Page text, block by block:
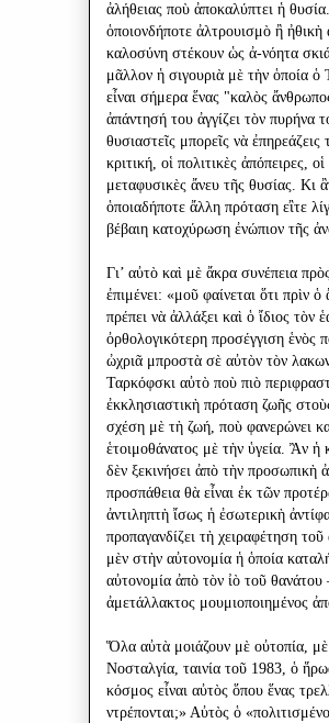
ἀλήθειας ποὺ ἀποκαλύπτει ἡ
ὁποιονδήποτε ἀλτρουισμὸ ἢ
καλοσύνη στέκουν ὡς ἀ-νόητα
μᾶλλον ἡ σιγουριὰ μὲ τὴν ὁποία ὁ
εἶναι σήμερα ἕνας "καλὸς
ἀπάντησή του ἀγγίζει τὸν πυρήνα
θυσιαστεῖς μπορεῖς νὰ
κριτική, οἱ πολιτικὲς ἀπόπειρες,
μεταφυσικὲς ἄνευ τῆς θυσίας. Κι
ὁποιαδήποτε ἄλλη πρόταση εἲτε
βέβαιη κατοχύρωση ἐνώπιον τῆς
Γι’ αὐτὸ καὶ μὲ ἄκρα συνέπεια
ἐπιμένει: «μοῦ φαίνεται ὅτι
πρέπει νὰ ἀλλάξει καὶ ὁ ἴδιος
ὀρθολογικότερη προσέγγιση ἑνὸς
ὠχριᾶ μπροστὰ σὲ αὐτὸν τὸν
Ταρκόφσκι αὐτὸ ποὺ πιὸ
ἐκκλησιαστικὴ πρόταση ζωῆς
σχέση μὲ τὴ ζωή, ποὺ φανερώνει
ἑτοιμοθάνατος μὲ τὴν ὑγεία. Ἂν
δὲν ξεκινήσει ἀπὸ τὴν προσωπικὴ
προσπάθεια θὰ εἶναι ἐκ τῶν
ἀντιληπτὴ ἴσως ἡ ἐσωτερικὴ
προπαγανδίζει τὴ χειραφέτηση
μὲν στὴν αὐτονομία ἡ ὁποία
αὐτονομία ἀπὸ τὸν ἰὸ τοῦ
ἀμετάλλακτος μουμιοποιημένος
Ὅλα αὐτὰ μοιάζουν μὲ οὐτοπία,
Νοσταλγία, ταινία τοῦ 1983, ὁ
κόσμος εἶναι αὐτὸς ὅπου ἕνας
ντρέπονται;» Αὐτὸς ὁ